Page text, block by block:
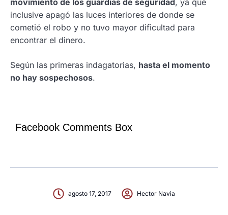
inclusive apagó las luces interiores de donde se
cometió el robo y no tuvo mayor dificultad para
encontrar el dinero.
Según las primeras indagatorias, hasta el momento
no hay sospechosos.
Facebook Comments Box
agosto 17, 2017 Hector Navia